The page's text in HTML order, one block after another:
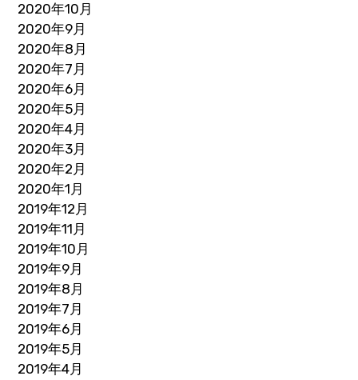
2020年10月
2020年9月
2020年8月
2020年7月
2020年6月
2020年5月
2020年4月
2020年3月
2020年2月
2020年1月
2019年12月
2019年11月
2019年10月
2019年9月
2019年8月
2019年7月
2019年6月
2019年5月
2019年4月